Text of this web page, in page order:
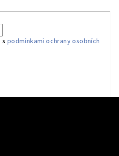
podmínkami ochrany osobních